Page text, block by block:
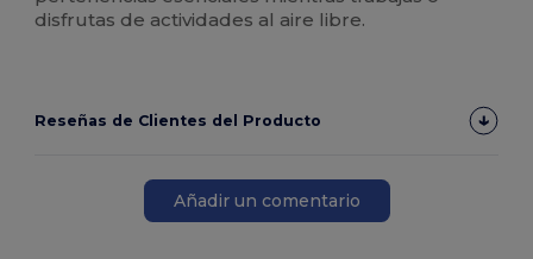
disfrutas de actividades al aire libre.
Reseñas de Clientes del Producto
Añadir un comentario